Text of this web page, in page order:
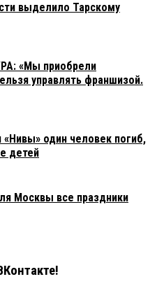
выделило Тарскому
«Мы приобрели
управлять франшизой.
«Нивы» один человек погиб,
детей
Москвы все праздники